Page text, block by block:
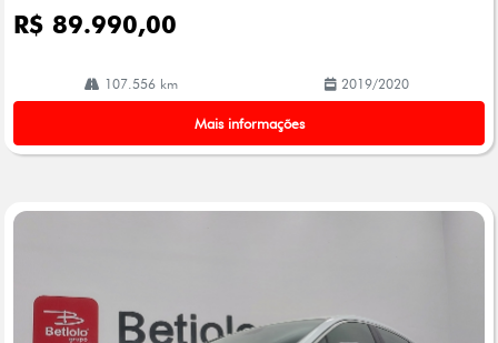
R$ 89.990,00
107.556 km 2019/2020
Mais informações